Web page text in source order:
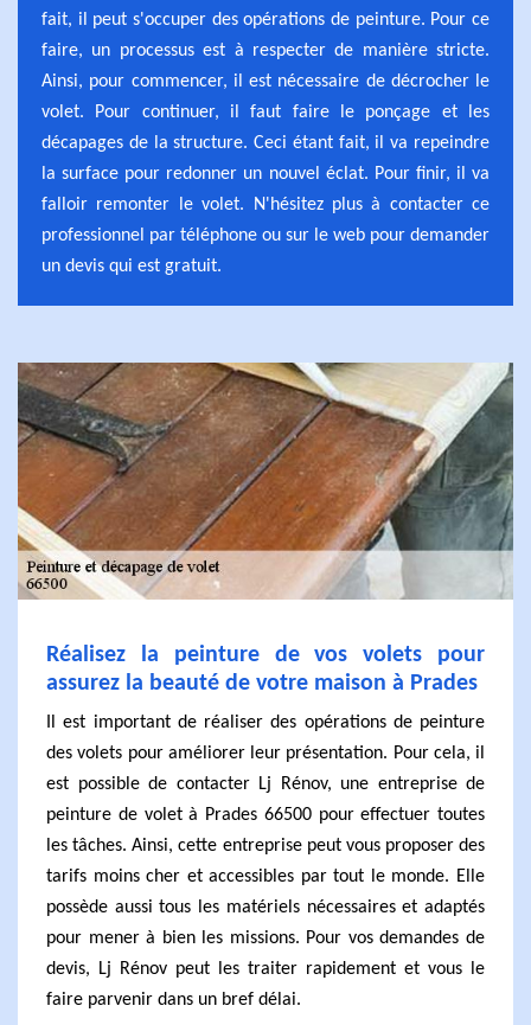
fait, il peut s'occuper des opérations de peinture. Pour ce
faire, un processus est à respecter de manière stricte.
Ainsi, pour commencer, il est nécessaire de décrocher le
volet. Pour continuer, il faut faire le ponçage et les
décapages de la structure. Ceci étant fait, il va repeindre
la surface pour redonner un nouvel éclat. Pour finir, il va
falloir remonter le volet. N'hésitez plus à contacter ce
professionnel par téléphone ou sur le web pour demander
un devis qui est gratuit.
Réalisez la peinture de vos volets pour
assurez la beauté de votre maison à Prades
Il est important de réaliser des opérations de peinture
des volets pour améliorer leur présentation. Pour cela, il
est possible de contacter Lj Rénov, une entreprise de
peinture de volet à Prades 66500 pour effectuer toutes
les tâches. Ainsi, cette entreprise peut vous proposer des
tarifs moins cher et accessibles par tout le monde. Elle
possède aussi tous les matériels nécessaires et adaptés
pour mener à bien les missions. Pour vos demandes de
devis, Lj Rénov peut les traiter rapidement et vous le
faire parvenir dans un bref délai.